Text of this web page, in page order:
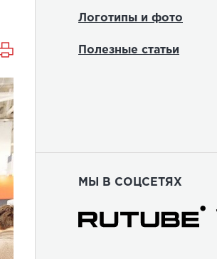
Логотипы и фото
Полезные статьи
МЫ В СОЦСЕТЯХ